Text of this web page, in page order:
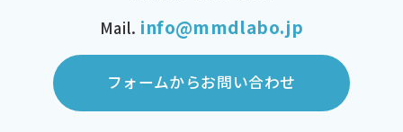
Mail. info@mmdlabo.jp
フォームからお問い合わせ